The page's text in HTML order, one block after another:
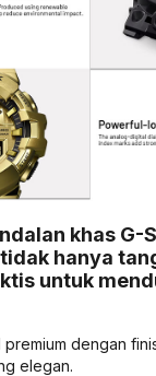
khas G-
hanya
untuk
dengan
elegan.